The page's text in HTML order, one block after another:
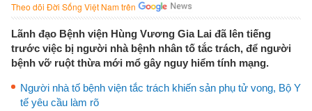
Theo dõi Đời Sống Việt Nam trên
Lãnh đạo Bệnh viện Hùng Vương Gia Lai đã lên tiếng
trước việc bị người nhà bệnh nhân tố tắc trách, để người
bệnh vỡ ruột thừa mới mổ gây nguy hiểm tính mạng.
Người nhà tố bệnh viện tắc trách khiến sản phụ tử vong, Bộ Y
tế yêu cầu làm rõ